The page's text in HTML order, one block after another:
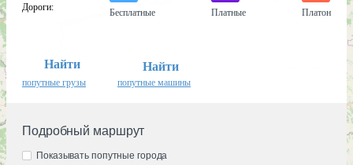
Дороги:
Бесплатные Платные Платон
Найти
попутные грузы
Найти
попутные машины
Подробный маршрут
Показывать попутные города